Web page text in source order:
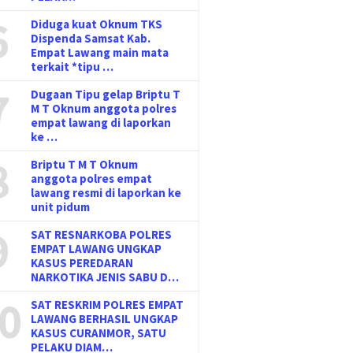
Diduga kuat Oknum TKS
Dispenda Samsat Kab.
Empat Lawang main mata
terkait *tipu …
Dugaan Tipu gelap Briptu T
M T Oknum anggota polres
empat lawang di laporkan
ke …
Briptu T M T Oknum
anggota polres empat
lawang resmi di laporkan ke
unit pidum
SAT RESNARKOBA POLRES
EMPAT LAWANG UNGKAP
KASUS PEREDARAN
NARKOTIKA JENIS SABU D…
SAT RESKRIM POLRES EMPAT
LAWANG BERHASIL UNGKAP
KASUS CURANMOR, SATU
PELAKU DIAM…